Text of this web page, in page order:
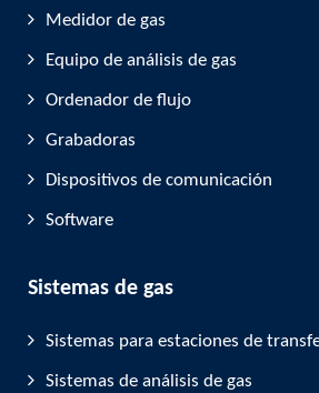
Medidor de gas
Equipo de análisis de gas
Ordenador de flujo
Grabadoras
Dispositivos de comunicación
Software
Sistemas de gas
Sistemas para estaciones de
Sistemas de análisis de gas